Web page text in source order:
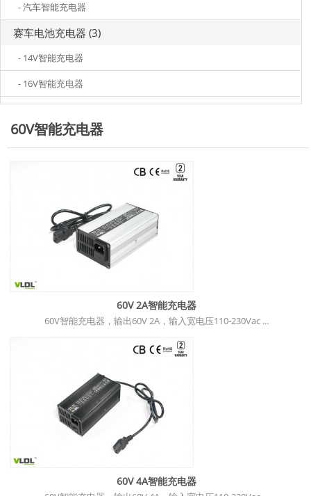
- 汽车智能充电器
赛车电池充电器 (3)
- 14V智能充电器
- 16V智能充电器
60V智能充电器
60V 2A智能充电器
60V智能充电器，输出60V 2A，输入宽电压110-230Vac ...
60V 4A智能充电器